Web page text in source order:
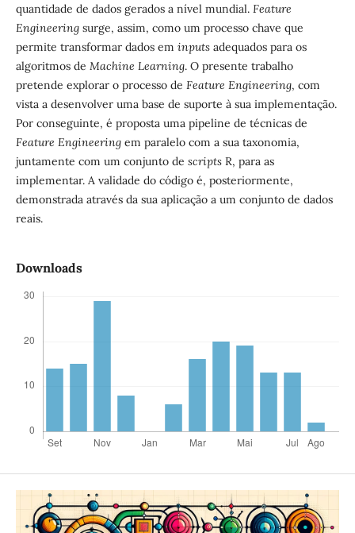
quantidade de dados gerados a nível mundial. Feature
Engineeringsurge, assim, como um processo chave que
permite transformar dados em inputsadequados para os
algoritmos de Machine Learning. O presente trabalho
pretende explorar o processo de Feature Engineering, com
vista a desenvolver uma base de suporte à sua implementação.
Por conseguinte, é proposta uma pipeline de técnicas de
Feature Engineeringem paralelo com a sua taxonomia,
juntamente com um conjunto de scriptsR, para as
implementar. A validade do código é, posteriormente,
demonstrada através da sua aplicação a um conjunto de dados
reais.
Downloads